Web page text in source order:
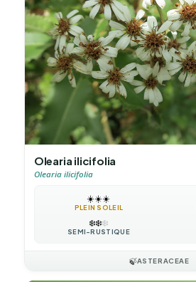
Olearia ilicifolia
Olearia ilicifolia
☀️☀️☀️
PLEIN SOLEIL
❄️❄️❄️
SEMI-RUSTIQUE
🍃ASTERACEAE